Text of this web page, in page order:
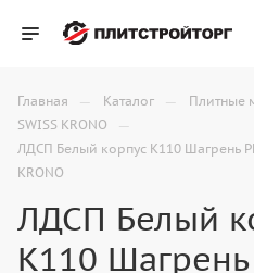
Главная — Каталог — Плитные
SWISS KRONO —
ЛДСП Белый корпус K110 Шагрень
KRONO
ЛДСП Белый
K110 Шагрень